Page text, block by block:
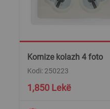
Kornize kolazh 4 foto
Kodi: 250223
1,850 Lekë